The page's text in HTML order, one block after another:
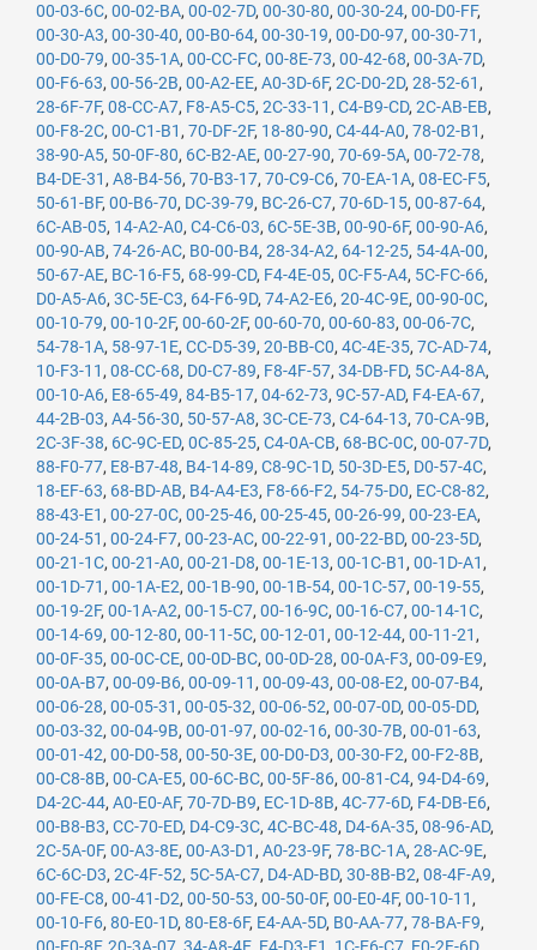
00-03-6C, 00-02-BA, 00-02-7D, 00-30-80, 00-30-24, 00-D0-FF,
00-30-A3, 00-30-40, 00-B0-64, 00-30-19, 00-D0-97, 00-30-71 ,
00-D0-79, 00-35-1A, 00-CC-FC, 00-8E-73, 00-42-68, 00-3A-7D,
00-F6-63, 00-56-2B, 00-A2-EE, A0-3D-6F, 2C-D0-2D, 28-52-61 ,
28-6F-7F, 08-CC-A7, F8-A5-C5, 2C-33-11 , C4-B9-CD, 2C-AB-EB,
00-F8-2C, 00-C1-B1 , 70-DF-2F, 18-80-90, C4-44-A0, 78-02-B1 ,
38-90-A5, 50-0F-80, 6C-B2-AE, 00-27-90, 70-69-5A, 00-72-78,
B4-DE-31 , A8-B4-56, 70-B3-17, 70-C9-C6, 70-EA-1A, 08-EC-F5,
50-61-BF, 00-B6-70, DC-39-79, BC-26-C7, 70-6D-15, 00-87-64,
6C-AB-05, 14-A2-A0, C4-C6-03, 6C-5E-3B, 00-90-6F, 00-90-A6,
00-90-AB, 74-26-AC, B0-00-B4, 28-34-A2, 64-12-25, 54-4A-00,
50-67-AE, BC-16-F5, 68-99-CD, F4-4E-05, 0C-F5-A4, 5C-FC-66,
D0-A5-A6, 3C-5E-C3, 64-F6-9D, 74-A2-E6, 20-4C-9E, 00-90-0C,
00-10-79, 00-10-2F, 00-60-2F, 00-60-70, 00-60-83, 00-06-7C,
54-78-1A, 58-97-1E, CC-D5-39, 20-BB-C0, 4C-4E-35, 7C-AD-74,
10-F3-11 , 08-CC-68, D0-C7-89, F8-4F-57, 34-DB-FD, 5C-A4-8A,
00-10-A6, E8-65-49, 84-B5-17, 04-62-73, 9C-57-AD, F4-EA-67,
44-2B-03, A4-56-30, 50-57-A8, 3C-CE-73, C4-64-13, 70-CA-9B,
2C-3F-38, 6C-9C-ED, 0C-85-25, C4-0A-CB, 68-BC-0C, 00-07-7D,
88-F0-77, E8-B7-48, B4-14-89, C8-9C-1D, 50-3D-E5, D0-57-4C,
18-EF-63, 68-BD-AB, B4-A4-E3, F8-66-F2, 54-75-D0, EC-C8-82,
88-43-E1 , 00-27-0C, 00-25-46, 00-25-45, 00-26-99, 00-23-EA,
00-24-51 , 00-24-F7, 00-23-AC, 00-22-91 , 00-22-BD, 00-23-5D,
00-21-1C, 00-21-A0, 00-21-D8, 00-1E-13, 00-1C-B1 , 00-1D-A1 ,
00-1D-71 , 00-1A-E2, 00-1B-90, 00-1B-54, 00-1C-57, 00-19-55,
00-19-2F, 00-1A-A2, 00-15-C7, 00-16-9C, 00-16-C7, 00-14-1C,
00-14-69, 00-12-80, 00-11-5C, 00-12-01 , 00-12-44, 00-11-21 ,
00-0F-35, 00-0C-CE, 00-0D-BC, 00-0D-28, 00-0A-F3, 00-09-E9,
00-0A-B7, 00-09-B6, 00-09-11 , 00-09-43, 00-08-E2, 00-07-B4,
00-06-28, 00-05-31 , 00-05-32, 00-06-52, 00-07-0D, 00-05-DD,
00-03-32, 00-04-9B, 00-01-97, 00-02-16, 00-30-7B, 00-01-63,
00-01-42, 00-D0-58, 00-50-3E, 00-D0-D3, 00-30-F2, 00-F2-8B,
00-C8-8B, 00-CA-E5, 00-6C-BC, 00-5F-86, 00-81-C4, 94-D4-69,
D4-2C-44, A0-E0-AF, 70-7D-B9, EC-1D-8B, 4C-77-6D, F4-DB-E6,
00-B8-B3, CC-70-ED, D4-C9-3C, 4C-BC-48, D4-6A-35, 08-96-AD,
2C-5A-0F, 00-A3-8E, 00-A3-D1 , A0-23-9F, 78-BC-1A, 28-AC-9E,
6C-6C-D3, 2C-4F-52, 5C-5A-C7, D4-AD-BD, 30-8B-B2, 08-4F-A9,
00-FE-C8, 00-41-D2, 00-50-53, 00-50-0F, 00-E0-4F, 00-10-11 ,
00-10-F6, 80-E0-1D, 80-E8-6F, E4-AA-5D, B0-AA-77, 78-BA-F9,